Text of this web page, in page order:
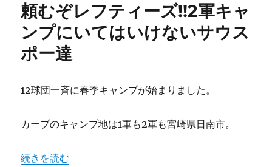
戦
開
幕！
タ
と
頼むぞレフティーズ!!2軍キャ
ンプにいてはいけないサウス
ポー達
12球団一斉に春季キャンプが始まりました。
カープのキャンプ地は1軍も2軍も宮崎県日南市。
“頼むぞレフティーズ!!2軍キャンプにいてはいけないサ
続きを読む